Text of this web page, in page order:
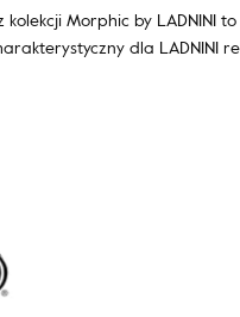
kolekcji Morphic by LADNINI
dla LADNINI